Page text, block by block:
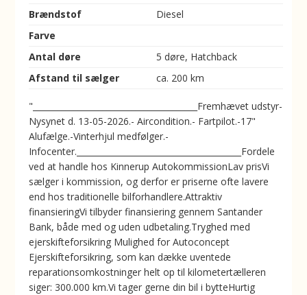
Brændstof
Diesel
Farve
Antal døre
5 døre, Hatchback
Afstand til sælger
ca. 200 km
"________________________________________Fremhævet udstyr-
Nysynet d. 13-05-2026.- Aircondition.- Fartpilot.-17"
Alufælge.-Vinterhjul medfølger.-
Infocenter.________________________________________Fordele
ved at handle hos Kinnerup AutokommissionLav prisVi
sælger i kommission, og derfor er priserne ofte lavere
end hos traditionelle bilforhandlere.Attraktiv
finansieringVi tilbyder finansiering gennem Santander
Bank, både med og uden udbetaling.Tryghed med
ejerskifteforsikring ️Mulighed for Autoconcept
Ejerskifteforsikring, som kan dække uventede
reparationsomkostninger helt op til kilometertælleren
siger: 300.000 km.Vi tager gerne din bil i bytteHurtig